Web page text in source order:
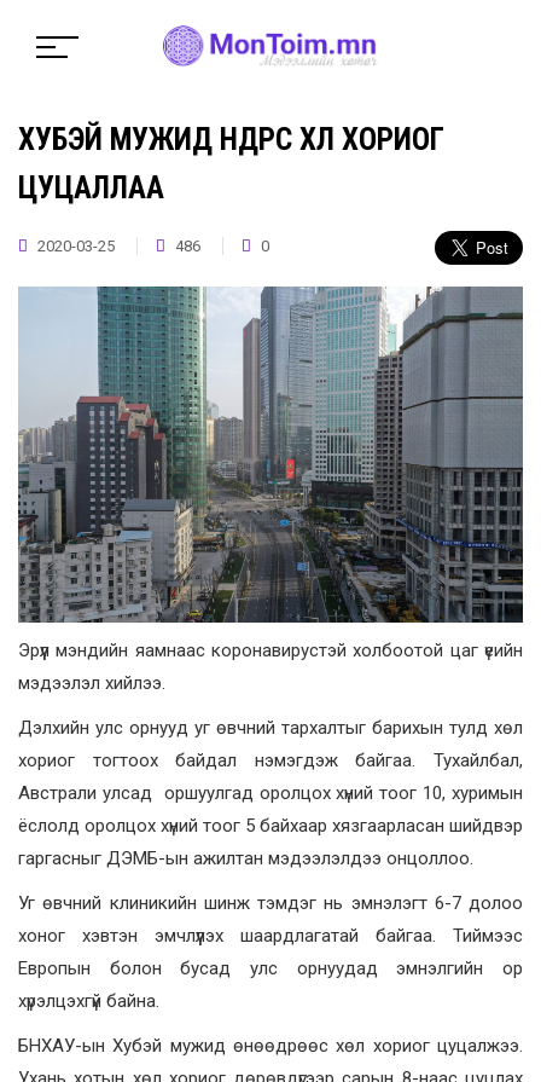
ХУБЭЙ МУЖИД ӨНӨӨДРӨӨС ХӨЛ ХОРИОГ
ЦУЦАЛЛАА
2020-03-25 486 0
Эрүүл мэндийн яамнаас коронавирустэй холбоотой цаг үеийн
мэдээлэл хийлээ.
Дэлхийн улс орнууд уг өвчний тархалтыг барихын тулд хөл
хориог тогтоох байдал нэмэгдэж байгаа. Тухайлбал,
Австрали улсад оршуулгад оролцох хүний тоог 10, хуримын
ёслолд оролцох хүний тоог 5 байхаар хязгаарласан шийдвэр
гаргасныг ДЭМБ-ын ажилтан мэдээлэлдээ онцоллоо.
Уг өвчний клиникийн шинж тэмдэг нь эмнэлэгт 6-7 долоо
хоног хэвтэн эмчлүүлэх шаардлагатай байгаа. Тиймээс
Европын болон бусад улс орнуудад эмнэлгийн ор
хүрэлцэхгүй байна.
БНХАУ-ын Хубэй мужид өнөөдрөөс хөл хориог цуцалжээ.